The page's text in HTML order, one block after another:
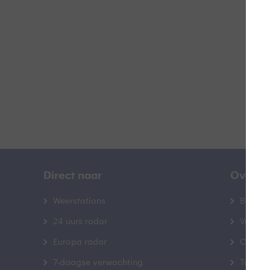
Direct naar
Weerstations
24 uurs radar
Europa radar
7-daagse verwachting
Over
Contact